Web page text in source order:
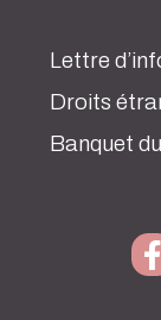
Lettre
Droits
Banquet